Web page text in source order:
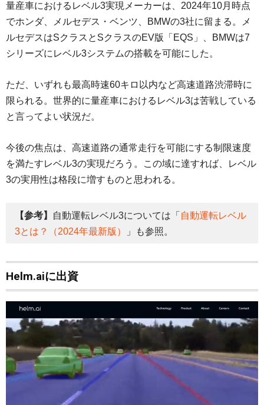
量産車におけるレベル3実現メーカーは、2024年10月時点
でホンダ、メルセデス・ベンツ、BMWの3社に留まる。メ
ルセデスはSクラスとSクラスのEV版「EQS」、BMWは7
シリーズにレベル3システムの搭載を可能にした。
ただ、いずれも最高時速60キロ以内など高速道路渋滞時に
限られる。世界的に量産車におけるレベル3は苦戦している
と言ってよい状況だ。
今後の焦点は、高速道路の通常走行を可能にする制限速度
を満たすレベル3の実現だろう。この域に達すれば、レベル
3の実用性は格段に増すものと思われる。
【参考】 自動運転レベル3については「 自動運転レベル
3とは？（2024年最新版）
」も参照。
Helm.aiに出資